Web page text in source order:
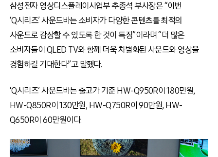
삼성전자 영상디스플레이사업부 추종석 부사장은 “이번
‘Q시리즈’ 사운드바는 소비자가 다양한 콘텐츠를 최적의
사운드로 감상할 수 있도록 한 것이 특징”이라며 “더 많은
소비자들이 QLED TV와 함께 더욱 차별화된 사운드와 영상을
경험하길 기대한다”고 말했다.
‘Q시리즈’ 사운드바는 출고가 기준 HW-Q950R이 180만원,
HW-Q850R이 130만원, HW-Q750R이 90만원, HW-
Q650R이 60만원이다.